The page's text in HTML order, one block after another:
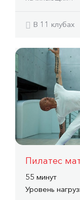
В 11 клубах
Пилатес
55 минут
Уровень